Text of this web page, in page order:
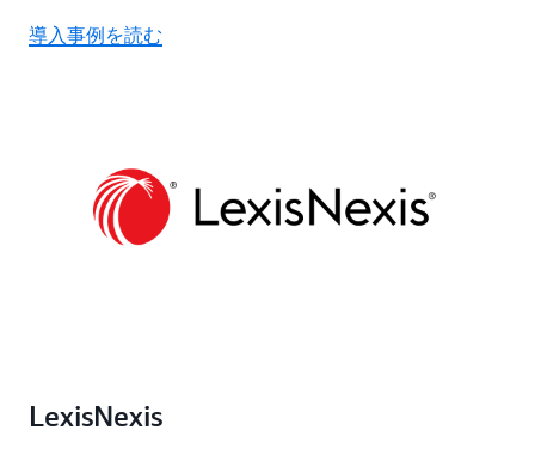
導入事例を読む
LexisNexis